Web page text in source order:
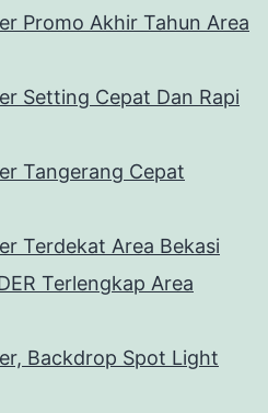
Promo Akhir Tahun Area
Setting Cepat Dan Rapi
Tangerang Cepat
Terdekat Area Bekasi
Terlengkap Area
Backdrop Spot Light